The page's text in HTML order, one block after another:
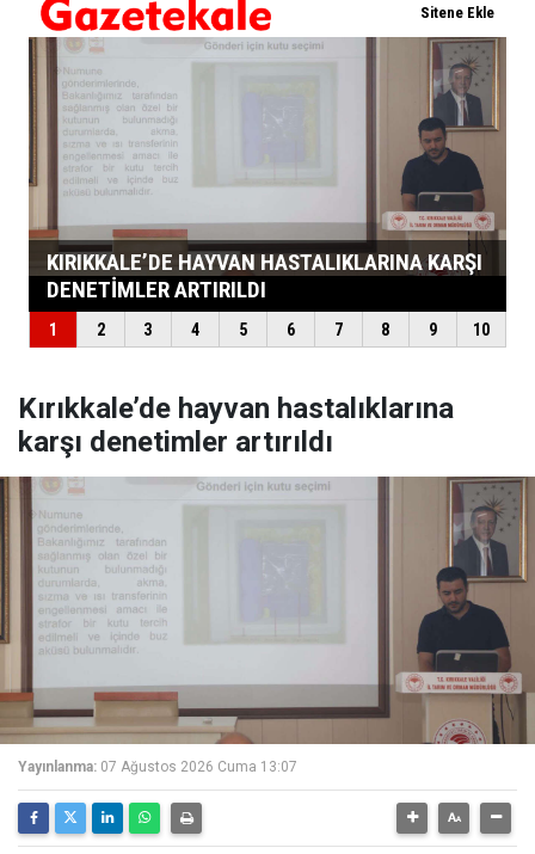
Kırıkkale’de hayvan hastalıklarına
karşı denetimler artırıldı
Yayınlanma: 07 Ağustos 2026 Cuma 13:07